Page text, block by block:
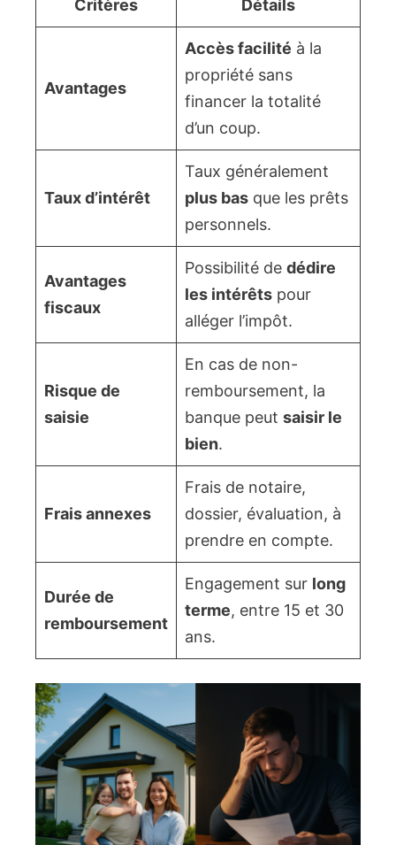
Critères Détails
Avantages
Accès facilité à la
propriété sans
financer la totalité
d’un coup.
Taux d’intérêt
Taux généralement
plus bas que les prêts
personnels.
Avantages
fiscaux
Possibilité de dédire
les intérêts pour
alléger l’impôt.
Risque de
saisie
En cas de non-
remboursement, la
banque peut saisir le
bien.
Frais annexes
Frais de notaire,
dossier, évaluation, à
prendre en compte.
Durée de
remboursement
Engagement sur long
terme, entre 15 et 30
ans.